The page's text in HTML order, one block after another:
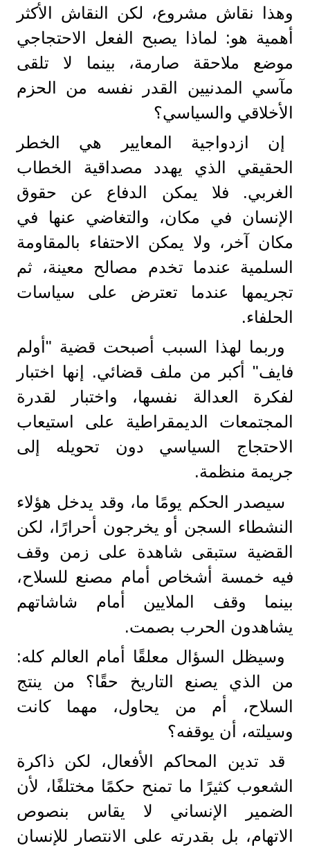
وهذا نقاش مشروع، لكن النقاش الأكثر
أهمية هو: لماذا يصبح الفعل الاحتجاجي
موضع ملاحقة صارمة، بينما لا تلقى
مآسي المدنيين القدر نفسه من الحزم
الأخلاقي والسياسي؟
إن ازدواجية المعايير هي الخطر
الحقيقي الذي يهدد مصداقية الخطاب
الغربي. فلا يمكن الدفاع عن حقوق
الإنسان في مكان، والتغاضي عنها في
مكان آخر، ولا يمكن الاحتفاء بالمقاومة
السلمية عندما تخدم مصالح معينة، ثم
تجريمها عندما تعترض على سياسات
الحلفاء.
وربما لهذا السبب أصبحت قضية "أولم
فايف" أكبر من ملف قضائي. إنها اختبار
لفكرة العدالة نفسها، واختبار لقدرة
المجتمعات الديمقراطية على استيعاب
الاحتجاج السياسي دون تحويله إلى
جريمة منظمة.
سيصدر الحكم يومًا ما، وقد يدخل هؤلاء
النشطاء السجن أو يخرجون أحرارًا، لكن
القضية ستبقى شاهدة على زمن وقف
فيه خمسة أشخاص أمام مصنع للسلاح،
بينما وقف الملايين أمام شاشاتهم
يشاهدون الحرب بصمت.
وسيظل السؤال معلقًا أمام العالم كله:
من الذي يصنع التاريخ حقًا؟ من ينتج
السلاح، أم من يحاول، مهما كانت
وسيلته، أن يوقفه؟
قد تدين المحاكم الأفعال، لكن ذاكرة
الشعوب كثيرًا ما تمنح حكمًا مختلفًا، لأن
الضمير الإنساني لا يقاس بنصوص
الاتهام، بل بقدرته على الانتصار للإنسان